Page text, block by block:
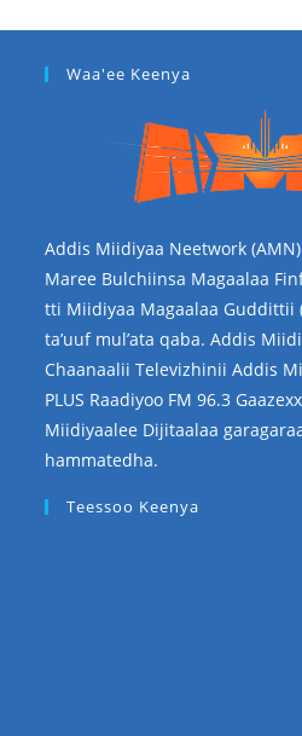
Waa'ee Keenya
Addis Miidiyaa Neetwork
Maree Bulchiinsa Magaalaa
tti Miidiyaa Magaalaa Guddittii
ta’uuf mul’ata qaba. Addis
Chaanaalii Televizhinii Addis
PLUS Raadiyoo FM 96.3
Miidiyaalee Dijitaalaa
hammatedha.
Teessoo Keenya